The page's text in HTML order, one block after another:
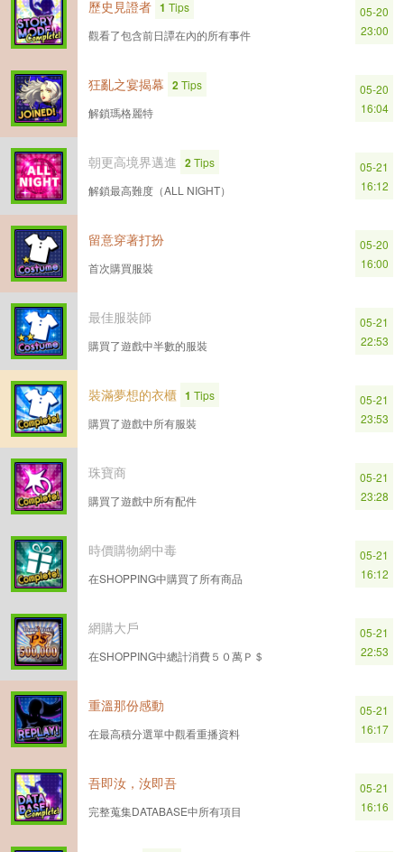
歷史見證者 1 Tips
觀看了包含前日譚在內的所有事件
05-20
23:00
狂亂之宴揭幕 2Tips
解鎖瑪格麗特
05-20
16:04
朝更高境界邁進 2Tips
解鎖最高難度（ALL NIGHT）
05-21
16:12
留意穿著打扮
首次購買服裝
05-20
16:00
最佳服裝師
購買了遊戲中半數的服裝
05-21
22:53
裝滿夢想的衣櫃 1 Tips
購買了遊戲中所有服裝
05-21
23:53
珠寶商
購買了遊戲中所有配件
05-21
23:28
時價購物網中毒
在SHOPPING中購買了所有商品
05-21
16:12
網購大戶
在SHOPPING中總計消費５０萬Ｐ＄
05-21
22:53
重溫那份感動
在最高積分選單中觀看重播資料
05-21
16:17
吾即汝，汝即吾
完整蒐集DATABASE中所有項目
05-21
16:16